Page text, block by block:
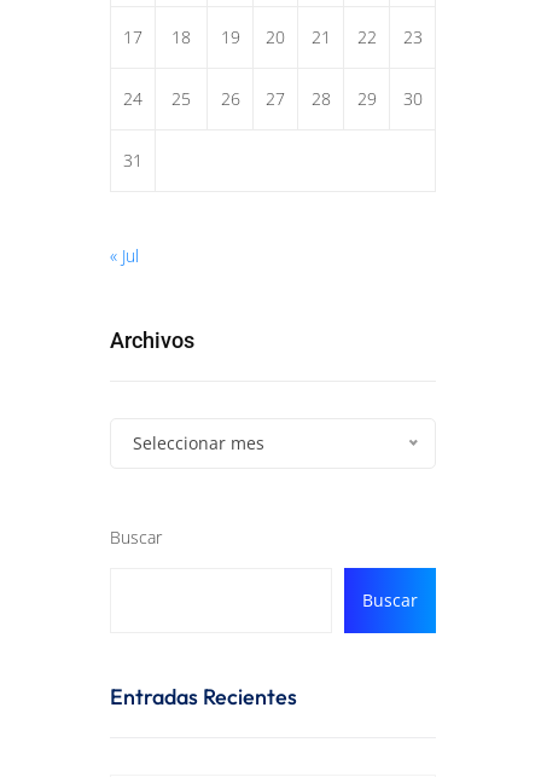
17 18 19 20 21 22 23
24 25 26 27 28 29 30
31
« Jul
Archivos
Seleccionar mes
Buscar
Buscar
Entradas Recientes